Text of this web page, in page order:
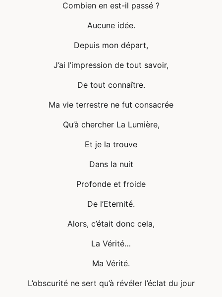
Combien en est-il passé ?
Aucune idée.
Depuis mon départ,
J’ai l’impression de tout savoir,
De tout connaître.
Ma vie terrestre ne fut consacrée
Qu’à chercher La Lumière,
Et je la trouve
Dans la nuit
Profonde et froide
De l’Eternité.
Alors, c’était donc cela,
La Vérité…
Ma Vérité.
L’obscurité ne sert qu’à révéler l’éclat du jour